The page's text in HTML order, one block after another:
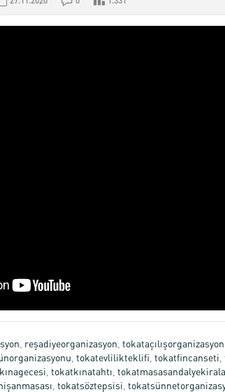
reşadiyeorganizasyon tokataçılışorganizasyon
tokatevlilikteklifi tokatfincanseti
tokatkınatahtı
tokatsöztepsisi